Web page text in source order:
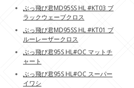
ぶっ飛び君MD95SS HL #KT03 ブ
ラックウェーブクロス
ぶっ飛び君MD95SS HL #KT01 ブ
ルーレーザークロス
ぶっ飛び君95S HL#OC マットチ
ャート
ぶっ飛び君95S HL#OC スーパー
イワシ